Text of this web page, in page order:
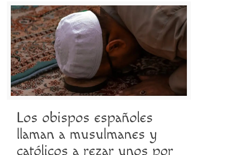
Los obispos españoles
llaman a musulmanes y
católicos a rezar unos por